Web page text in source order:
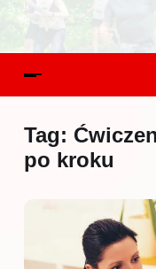
Tag:
po kroku